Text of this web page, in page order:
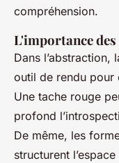
compréhension.
L'importance
Dans l’abstraction,
outil de rendu pour
Une tache rouge
profond
De même, les
structurent